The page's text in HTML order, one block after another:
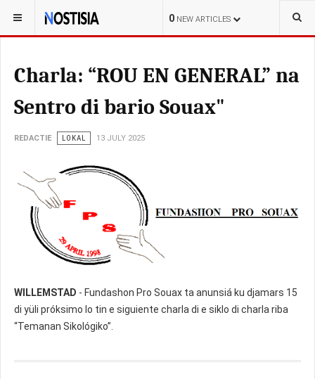
0 NEW ARTICLES
YOU ARE HERE: CURAÇAO
Charla: “ROU EN GENERAL” na
Sentro di bario Souax"
REDACTIE LOKAL 13 JULY 2025
WILLEMSTAD - Fundashon Pro Souax ta anunsiá ku djamars 15
di yüli próksimo lo tin e siguiente charla di e siklo di charla riba
“Temanan Sikológiko”.